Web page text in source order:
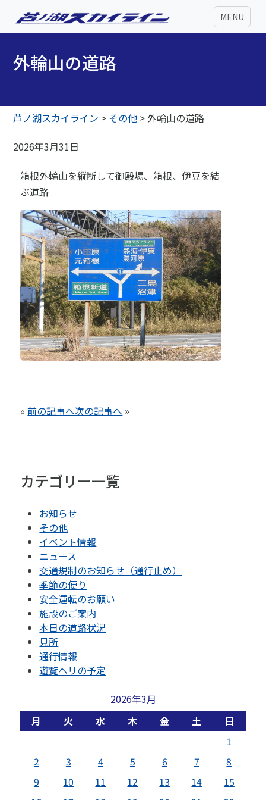
MENU
外輪山の道路
芦ノ湖スカイライン > その他 >外輪山の道路
2026年3月31日
箱根外輪山を縦断して御殿場、箱根、伊豆を結
ぶ道路
«前の記事へ次の記事へ »
カテゴリー一覧
お知らせ
その他
イベント情報
ニュース
交通規制のお知らせ（通行止め）
季節の便り
安全運転のお願い
施設のご案内
本日の道路状況
見所
通行情報
遊覧ヘリの予定
2026年3月
月
火 水 木 金 土
日
1
2
3 4 5 6 7
8
9
10 11 12 13 14
15